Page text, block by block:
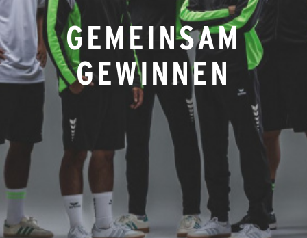
GEMEINSAM
GEWINNEN